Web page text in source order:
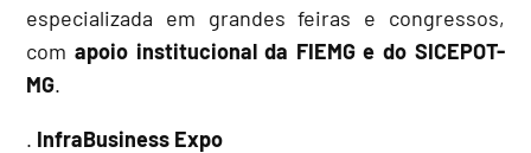
especializada em grandes feiras e congressos,
comapoio institucional da FIEMG e do SICEPOT-
MG.
. InfraBusiness Expo